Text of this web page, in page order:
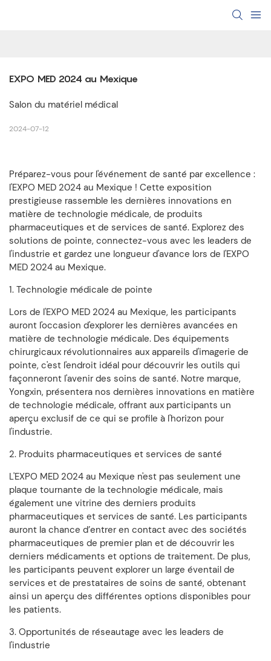
EXPO MED 2024 au Mexique
Salon du matériel médical
2024-07-12
Préparez-vous pour l'événement de santé par excellence :
l'EXPO MED 2024 au Mexique ! Cette exposition
prestigieuse rassemble les dernières innovations en
matière de technologie médicale, de produits
pharmaceutiques et de services de santé. Explorez des
solutions de pointe, connectez-vous avec les leaders de
l'industrie et gardez une longueur d'avance lors de l'EXPO
MED 2024 au Mexique.
1. Technologie médicale de pointe
Lors de l'EXPO MED 2024 au Mexique, les participants
auront l'occasion d'explorer les dernières avancées en
matière de technologie médicale. Des équipements
chirurgicaux révolutionnaires aux appareils d'imagerie de
pointe, c'est l'endroit idéal pour découvrir les outils qui
façonneront l'avenir des soins de santé. Notre marque,
Yongxin, présentera nos dernières innovations en matière
de technologie médicale, offrant aux participants un
aperçu exclusif de ce qui se profile à l'horizon pour
l'industrie.
2. Produits pharmaceutiques et services de santé
L'EXPO MED 2024 au Mexique n'est pas seulement une
plaque tournante de la technologie médicale, mais
également une vitrine des derniers produits
pharmaceutiques et services de santé. Les participants
auront la chance d’entrer en contact avec des sociétés
pharmaceutiques de premier plan et de découvrir les
derniers médicaments et options de traitement. De plus,
les participants peuvent explorer un large éventail de
services et de prestataires de soins de santé, obtenant
ainsi un aperçu des différentes options disponibles pour
les patients.
3. Opportunités de réseautage avec les leaders de
l'industrie